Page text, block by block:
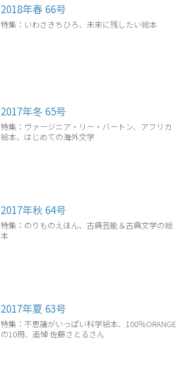
2018年春 66号
特集：いわさきちひろ、未来に残したい絵本
2017年冬 65号
特集：ヴァージニア・リー・バートン、アフリカ
絵本、はじめての海外文学
2017年秋 64号
特集：のりものえほん、古典芸能＆古典文学の絵
本
2017年夏 63号
特集：不思議がいっぱい科学絵本、100％ORANGE
の10冊、追悼 佐藤さとるさん